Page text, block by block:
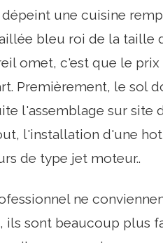
une cuisine
bleu roi de la taille
omet, c'est que le prix
Premièrement, le sol
l'assemblage sur site
l'installation d'une
de type jet moteur..
ne
ils sont beaucoup plus